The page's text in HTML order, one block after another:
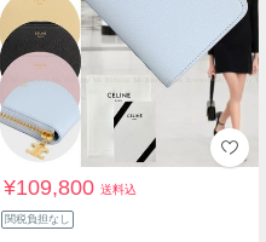
¥109,800送料込
関税負担なし